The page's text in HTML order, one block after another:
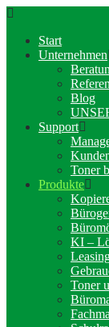
Start
Unternehmen
Blog
Support
Toner
Produkte
KI –
Toner